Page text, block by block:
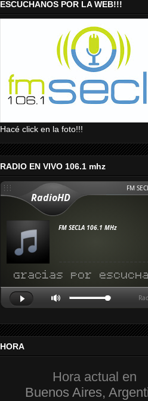
ESCUCHANOS POR LA WEB!!!
Hacé click en la foto!!!
RADIO EN VIVO 106.1 mhz
HORA
Hora actual en
Buenos Aires,